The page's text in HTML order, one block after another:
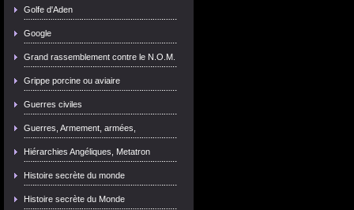
Golfe d'Aden
Google
Grand rassemblement contre le N.O.M.
Grippe porcine ou aviaire
Guerres civiles
Guerres, Armement, armées,
Hiérarchies Angéliques, Metatron
Histoire secrète du monde
Histoire secrète du Monde